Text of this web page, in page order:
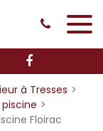
à Tresses
Floirac